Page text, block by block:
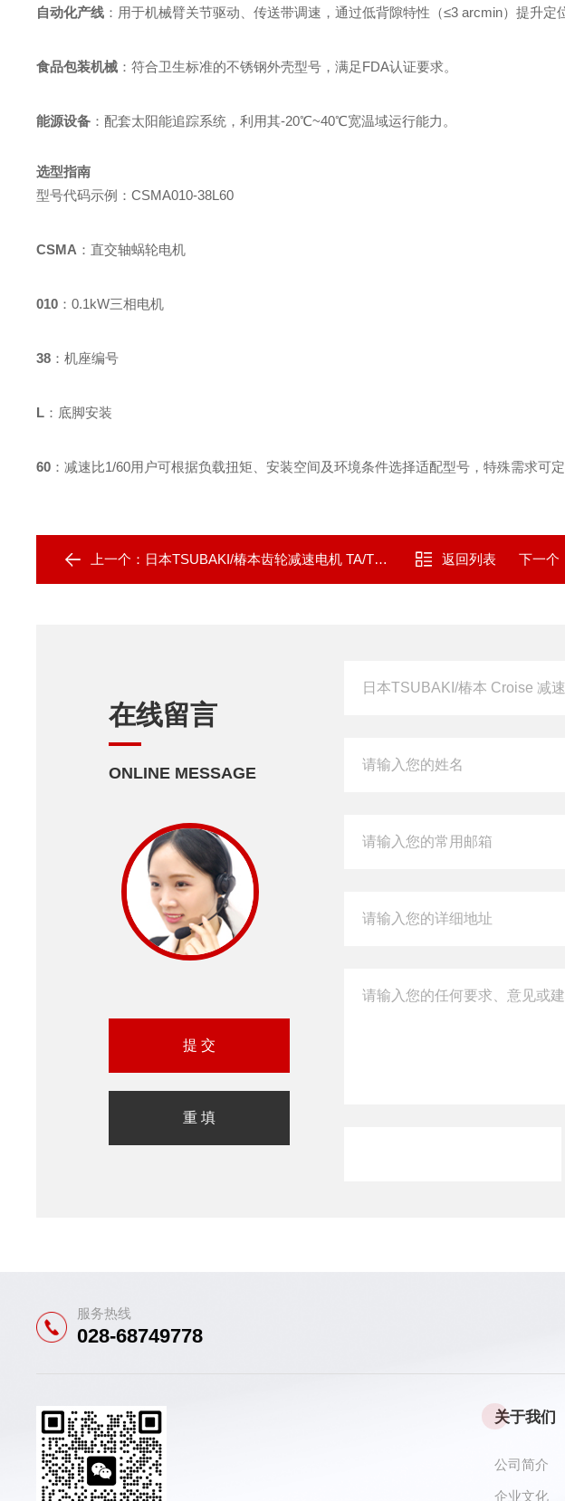
自动化产线 ：用于机械臂关节驱动、传送带调速，通过低背隙特性（≤3 arcmin）提升定
食品包装机械 ：符合卫生标准的不锈钢外壳型号，满足FDA认证要求。
能源设备 ：配套太阳能追踪系统，利用其-20℃~40℃宽温域运行能力。
选型指南
型号代码示例：CSMA010-38L60
CSMA ：直交轴蜗轮电机
010 ：0.1kW三相电机
38 ：机座编号
L ：底脚安装
60 ：减速比1/60用户可根据负载扭矩、安装空间及环境条件选择适配型号，特殊需求可
上一个： 日本TSUBAKI/椿本齿轮减速电机 TA/TR系列 返回列表 下一个
在线留言
ONLINE MESSAGE
服务热线
028-68749778
关于我们
公司简介
企业文化